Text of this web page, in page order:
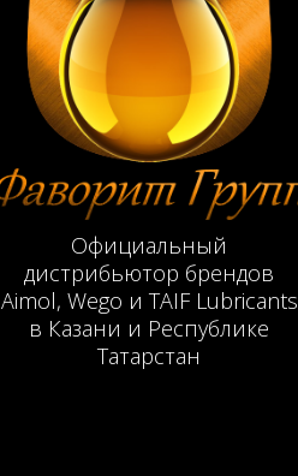
Официальный
дистрибьютор брендов
Aimol, Wego и TAIF Lubricants
в Казани и Республике
Татарстан